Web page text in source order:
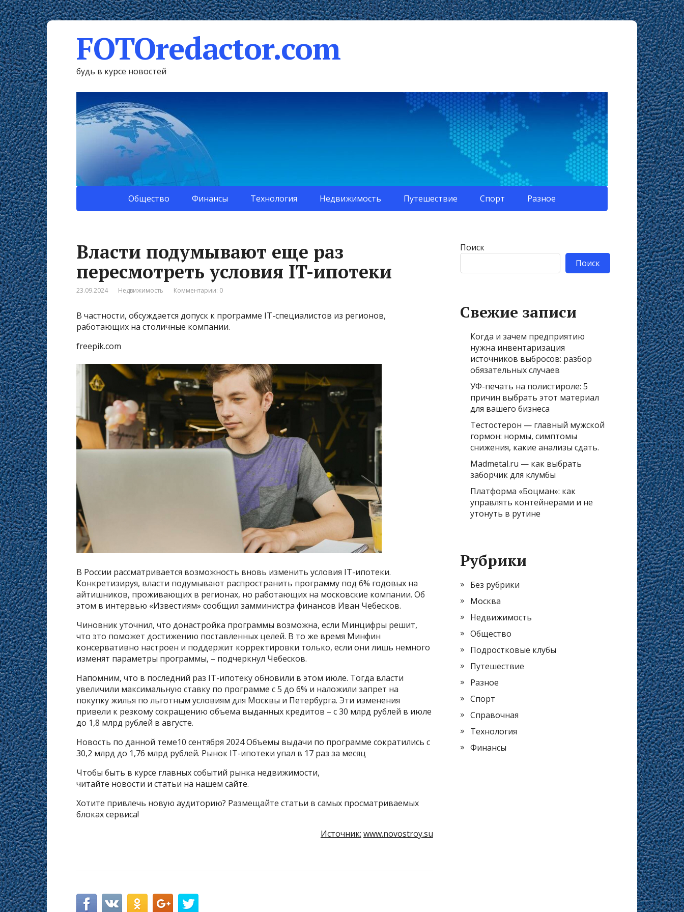
FOTOredactor.com
будь в курсе новостей
Общество Финансы Технология Недвижимость Путешествие Спорт Разное
Власти подумывают еще раз
пересмотреть условия IT-ипотеки
23.09.2024 Недвижимость Комментарии: 0
В частности, обсуждается допуск к программе IT-специалистов из регионов,
работающих на столичные компании.
freepik.com
В России рассматривается возможность вновь изменить условия IT-ипотеки.
Конкретизируя, власти подумывают распространить программу под 6% годовых на
айтишников, проживающих в регионах, но работающих на московские компании. Об
этом в интервью «Известиям» сообщил замминистра финансов Иван Чебесков.
Чиновник уточнил, что донастройка программы возможна, если Минцифры решит,
что это поможет достижению поставленных целей. В то же время Минфин
консервативно настроен и поддержит корректировки только, если они лишь немного
изменят параметры программы, – подчеркнул Чебесков.
Напомним, что в последний раз IT-ипотеку обновили в этом июле. Тогда власти
увеличили максимальную ставку по программе с 5 до 6% и наложили запрет на
покупку жилья по льготным условиям для Москвы и Петербурга. Эти изменения
привели к резкому сокращению объема выданных кредитов – с 30 млрд рублей в июле
до 1,8 млрд рублей в августе.
Новость по данной теме10 сентября 2024 Объемы выдачи по программе сократились с
30,2 млрд до 1,76 млрд рублей. Рынок IT-ипотеки упал в 17 раз за месяц
Чтобы быть в курсе главных событий рынка недвижимости,
читайте новости и статьи на нашем сайте.
Хотите привлечь новую аудиторию? Размещайте статьи в самых просматриваемых
блоках сервиса!
Источник: www.novostroy.su
Поиск
Поиск
Свежие записи
Когда и зачем предприятию
нужна инвентаризация
источников выбросов: разбор
обязательных случаев
УФ-печать на полистироле: 5
причин выбрать этот материал
для вашего бизнеса
Тестостерон — главный мужской
гормон: нормы, симптомы
снижения, какие анализы сдать.
Madmetal.ru — как выбрать
заборчик для клумбы
Платформа «Боцман»: как
управлять контейнерами и не
утонуть в рутине
Рубрики
Без рубрики
Москва
Недвижимость
Общество
Подростковые клубы
Путешествие
Разное
Спорт
Справочная
Технология
Финансы